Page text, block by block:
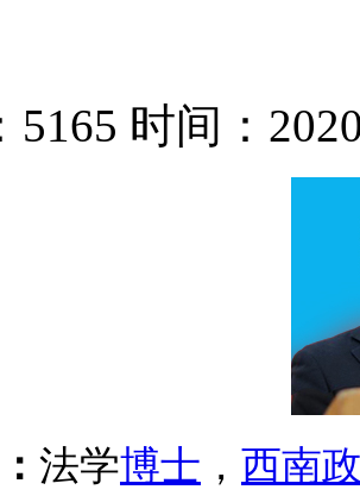
5165 时间：
法学博士 ， 西南